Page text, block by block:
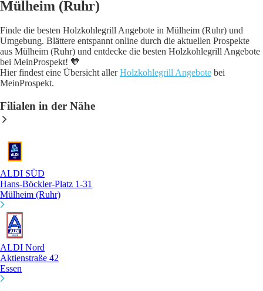
Mülheim (Ruhr)
Finde die besten Holzkohlegrill Angebote in Mülheim (Ruhr) und
Umgebung. Blättere entspannt online durch die aktuellen Prospekte
aus Mülheim (Ruhr) und entdecke die besten Holzkohlegrill Angebote
bei MeinProspekt! 🧡
Hier findest eine Übersicht allerHolzkohlegrill Angebote bei
MeinProspekt.
Filialen in der Nähe
ALDI SÜD
Hans-Böckler-Platz 1-31
Mülheim (Ruhr)
ALDI Nord
Aktienstraße 42
Essen